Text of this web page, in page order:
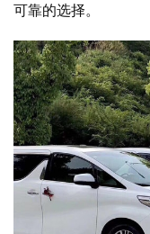
可靠的选择。